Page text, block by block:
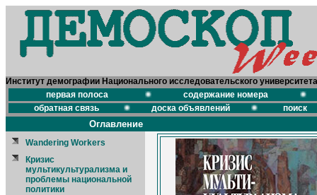
Институт демографии Национального исследовательского
первая полоса
содержание номера
обратная связь
доска объявлений поиск
Оглавление
Wandering Workers
Кризис
мультикультурализма и
проблемы национальной
политики